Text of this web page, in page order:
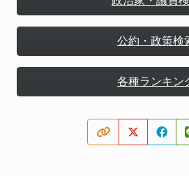
公約・政策検
各種ランキン